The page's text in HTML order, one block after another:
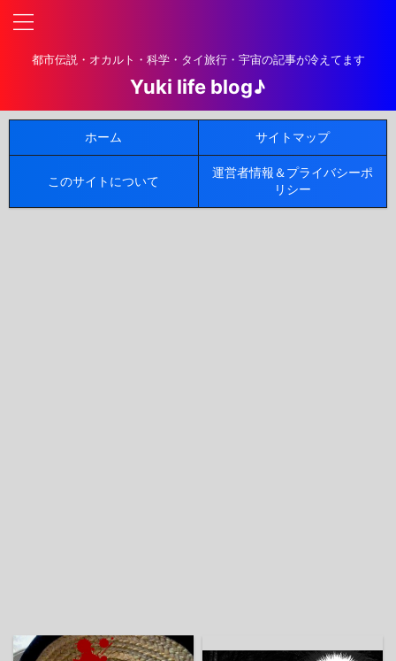
都市伝説・オカルト・科学・タイ旅行・宇宙の記事が冷えてます
Yuki life blog♪
ホーム サイトマップ
このサイトについて
運営者情報＆プライバシーポ
リシー